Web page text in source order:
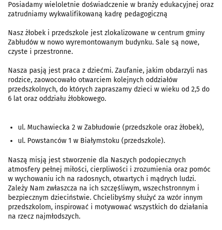
Posiadamy wieloletnie doświadczenie w branży edukacyjnej oraz
zatrudniamy wykwalifikowaną kadrę pedagogiczną
Nasz żłobek i przedszkole jest zlokalizowane w centrum gminy
Zabłudów w nowo wyremontowanym budynku. Sale są nowe,
czyste i przestronne.
Nasza pasją jest praca z dziećmi. Zaufanie, jakim obdarzyli nas
rodzice, zaowocowało otwarciem kolejnych oddziałów
przedszkolnych, do których zapraszamy dzieci w wieku od 2,5 do
6 lat oraz oddziału żłobkowego.
ul. Muchawiecka 2 w Zabłudowie (przedszkole oraz żłobek),
ul. Powstanców 1 w Białymstoku (przedszkole).
Naszą misją jest stworzenie dla Naszych podopiecznych
atmosfery pełnej miłości, cierpliwości i zrozumienia oraz pomóc
w wychowaniu ich na radosnych, otwartych i mądrych ludzi.
Zależy Nam zwłaszcza na ich szczęśliwym, wszechstronnym i
bezpiecznym dzieciństwie. Chcielibyśmy służyć za wzór innym
przedszkolom, inspirować i motywować wszystkich do działania
na rzecz najmłodszych.